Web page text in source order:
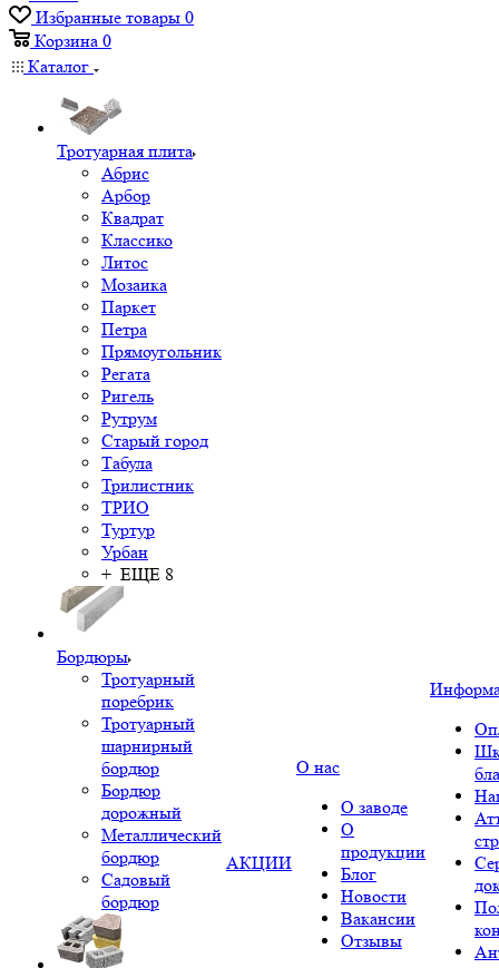
Избранные товары 0
Корзина 0
Каталог
Тротуарная плита
Абрис
Арбор
Квадрат
Классико
Литос
Мозаика
Паркет
Петра
Прямоугольник
Регата
Ригель
Рутрум
Старый город
Табула
Трилистник
ТРИО
Туртур
Урбан
+ ЕЩЕ 8
Бордюры
Тротуарный
поребрик
Тротуарный
шарнирный
бордюр
Бордюр
дорожный
Металлический
бордюр
Садовый
бордюр
АКЦИИ
О нас
О заводе
О
продукции
Блог
Новости
Вакансии
Отзывы